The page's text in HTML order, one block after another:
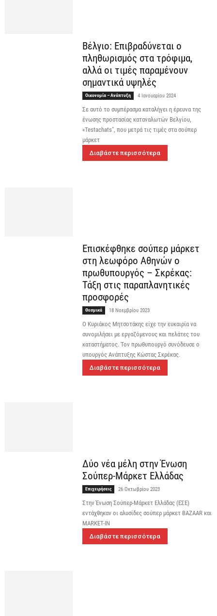
Βέλγιο: Επιβραδύνεται ο
πληθωρισμός στα τρόφιμα,
αλλά οι τιμές παραμένουν
σημαντικά υψηλές
Οικονομία – Ανάπτυξη 4 Ιανουαρίου 2024
Σε αυτό το συμπέρασμα καταλήγει η έρευνα της
ένωσης προστασίας καταναλωτών Βελγίου,
«Testachats", που μετρά τις τιμές στα σούπερ
μάρκετ
Διαβάστε περισσότερα
Επισκέφθηκε σούπερ μάρκετ
στη λεωφόρο Αθηνών ο
πρωθυπουργός – Σκρέκας:
Τάξη στις παραπλανητικές
προσφορές
Θεσμικά 18 Νοεμβρίου 2023
Ο Κυριάκος Μητσοτάκης είχε την ευκαιρία να
συνομιλήσει με εργαζόμενους και πελάτες του
καταστήματος. Τον πρωθυπουργό συνόδευσε ο
υπουργός Ανάπτυξης Κώστας Σκρέκας.
Διαβάστε περισσότερα
Δύο νέα μέλη στην Ένωση
Σούπερ-Μάρκετ Ελλάδας
Επιχειρήσεις 26 Οκτωβρίου 2023
Στην Ένωση Σούπερ-Μάρκετ Ελλάδας (ΕΣΕ)
εντάχθηκαν οι αλυσίδες σούπερ μάρκετ BAZAAR και
ΜARKET-IN
Διαβάστε περισσότερα